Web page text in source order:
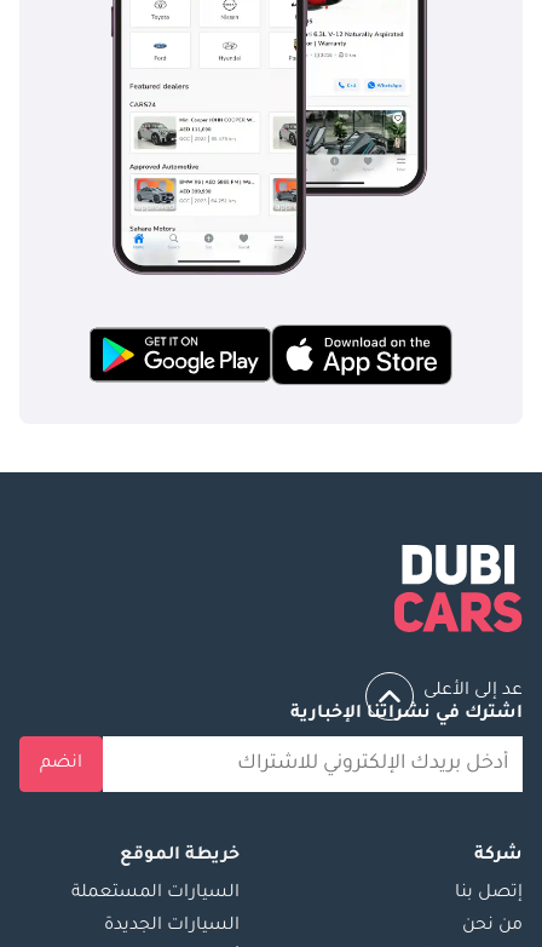
عد إلى الأعلى
اشترك في نشراتنا الإخبارية
انضم
شركة
إتصل بنا
من نحن
خريطة الموقع
السيارات المستعملة
السيارات الجديدة